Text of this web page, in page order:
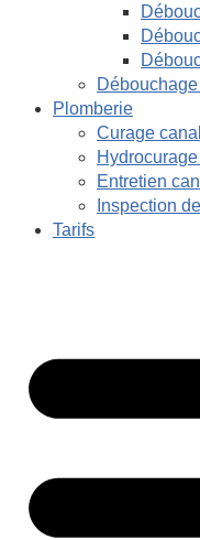
Plomberie
Curage
Entretien
Inspection
Tarifs